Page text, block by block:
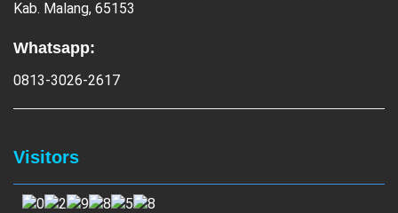
Kab. Malang, 65153
Whatsapp:
0813-3026-2617
Visitors